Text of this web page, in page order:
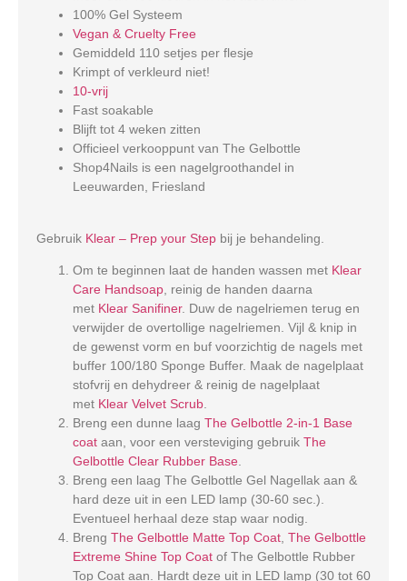
100% Gel Systeem
Vegan & Cruelty Free
Gemiddeld 110 setjes per flesje
Krimpt of verkleurd niet!
10-vrij
Fast soakable
Blijft tot 4 weken zitten
Officieel verkooppunt van The Gelbottle
Shop4Nails is een nagelgroothandel in
Leeuwarden, Friesland
Gebruik Klear – Prep your Step bij je behandeling.
Om te beginnen laat de handen wassen met Klear
Care Handsoap , reinig de handen daarna
met Klear Sanifiner. Duw de nagelriemen terug en
verwijder de overtollige nagelriemen. Vijl & knip in
de gewenst vorm en buf voorzichtig de nagels met
buffer 100/180 Sponge Buffer. Maak de nagelplaat
stofvrij en dehydreer & reinig de nagelplaat
met Klear Velvet Scrub
Breng een dunne laag The Gelbottle 2-in-1 Base
coat aan, voor een versteviging gebruik The
Gelbottle Clear Rubber Base
Breng een laag The Gelbottle Gel Nagellak aan &
hard deze uit in een LED lamp (30-60 sec.).
Eventueel herhaal deze stap waar nodig.
Breng The Gelbottle Matte Top Coat The Gelbottle
Extreme Shine Top Coat of The Gelbottle Rubber
Top Coat aan. Hardt deze uit in LED lamp (30 tot 60